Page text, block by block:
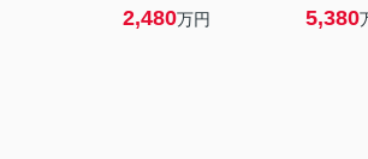
2,480万円 5,380